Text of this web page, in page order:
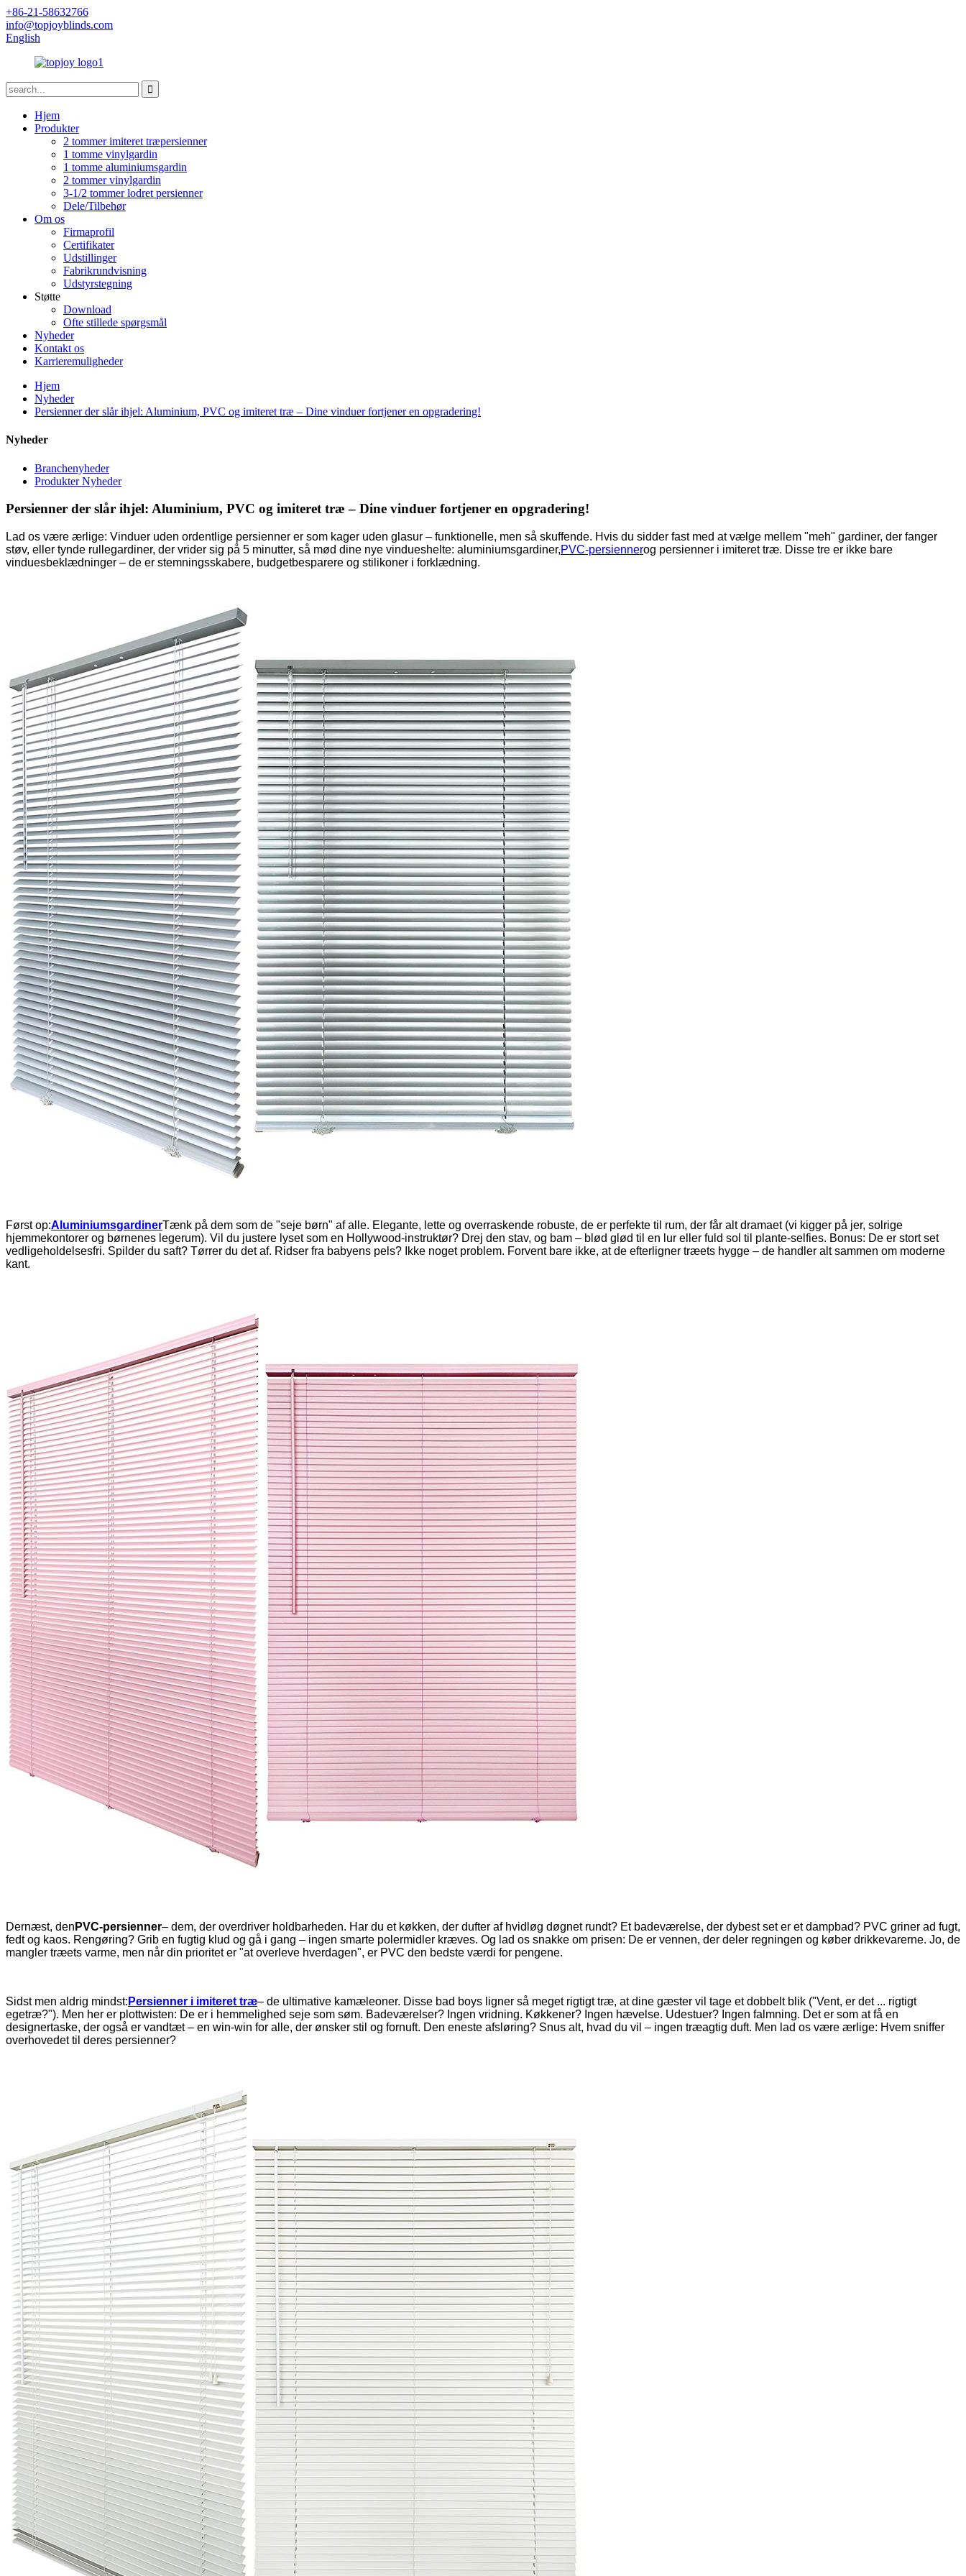
+86-21-58632766
info@topjoyblinds.com
English
Hjem
Produkter
2 tommer imiteret træpersienner
1 tomme vinylgardin
1 tomme aluminiumsgardin
2 tommer vinylgardin
3-1/2 tommer lodret persienner
Dele/Tilbehør
Om os
Firmaprofil
Certifikater
Udstillinger
Fabrikrundvisning
Udstyrstegning
Støtte
Download
Ofte stillede spørgsmål
Nyheder
Kontakt os
Karrieremuligheder
Hjem
Nyheder
Persienner der slår ihjel: Aluminium, PVC og imiteret træ – Dine vinduer fortjener en opgradering!
Nyheder
Branchenyheder
Produkter Nyheder
Persienner der slår ihjel: Aluminium, PVC og imiteret træ – Dine vinduer fortjener en opgradering!
Lad os være ærlige: Vinduer uden ordentlige persienner er som kager uden glasur – funktionelle, men så skuffende. Hvis du sidder fast med at vælge mellem "meh" gardiner, der fanger
støv, eller tynde rullegardiner, der vrider sig på 5 minutter, så mød dine nye vindueshelte: aluminiumsgardiner,PVC-persiennerog persienner i imiteret træ. Disse tre er ikke bare
vinduesbeklædninger – de er stemningsskabere, budgetbesparere og stilikoner i forklædning.
Først op:AluminiumsgardinerTænk på dem som de "seje børn" af alle. Elegante, lette og overraskende robuste, de er perfekte til rum, der får alt dramaet (vi kigger på jer, solrige
hjemmekontorer og børnenes legerum). Vil du justere lyset som en Hollywood-instruktør? Drej den stav, og bam – blød glød til en lur eller fuld sol til plante-selfies. Bonus: De er stort set
vedligeholdelsesfri. Spilder du saft? Tørrer du det af. Ridser fra babyens pels? Ikke noget problem. Forvent bare ikke, at de efterligner træets hygge – de handler alt sammen om moderne
kant.
Dernæst, den PVC-persienner– dem, der overdriver holdbarheden. Har du et køkken, der dufter af hvidløg døgnet rundt? Et badeværelse, der dybest set er et dampbad? PVC griner ad fugt,
fedt og kaos. Rengøring? Grib en fugtig klud og gå i gang – ingen smarte polermidler kræves. Og lad os snakke om prisen: De er vennen, der deler regningen og køber drikkevarerne. Jo, de
mangler træets varme, men når din prioritet er "at overleve hverdagen", er PVC den bedste værdi for pengene.
Sidst men aldrig mindst: Persienner i imiteret træ– de ultimative kamæleoner. Disse bad boys ligner så meget rigtigt træ, at dine gæster vil tage et dobbelt blik ("Vent, er det ... rigtigt
egetræ?"). Men her er plottwisten: De er i hemmelighed seje som søm. Badeværelser? Ingen vridning. Køkkener? Ingen hævelse. Udestuer? Ingen falmning. Det er som at få en
designertaske, der også er vandtæt – en win-win for alle, der ønsker stil og fornuft. Den eneste afsløring? Snus alt, hvad du vil – ingen træagtig duft. Men lad os være ærlige: Hvem sniffer
overhovedet til deres persienner?